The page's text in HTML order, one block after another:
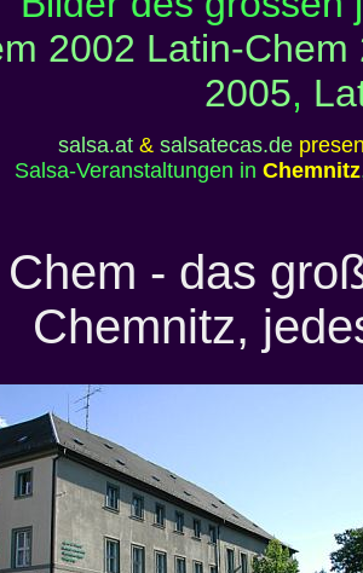
2002 Latin-Chem
2005,
salsa.at & salsatecas.de
Salsa-Veranstaltungen in Chemnitz
- das
Chemnitz,